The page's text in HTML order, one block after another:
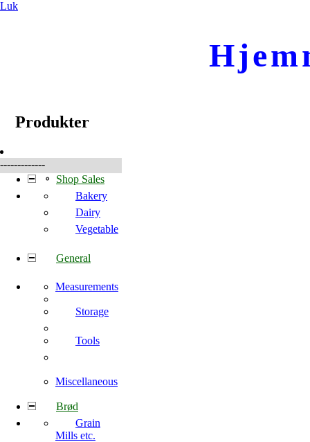
Luk
Produkter
-------------
Shop Sales
Bakery
Dairy
Vegetable
General
Measurements
Storage
Tools
Miscellaneous
Brød
Grain
Mills etc.